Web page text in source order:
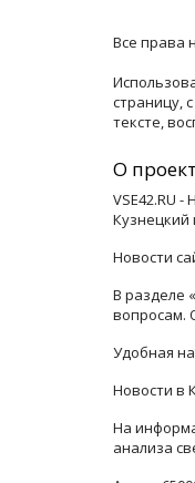
Все права
страницу,
тексте,
О
VSE42.RU
Кузнецкий
Новости
В разделе
вопросам.
Удобная
Новости в
На
анализа